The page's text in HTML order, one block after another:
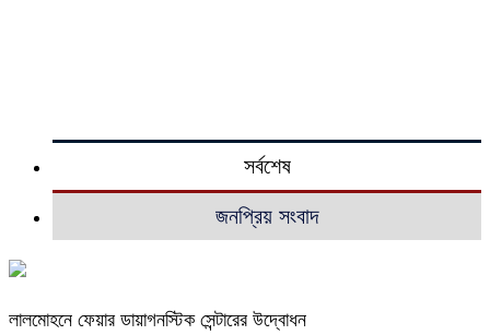
সর্বশেষ
জনপ্রিয় সংবাদ
লালমোহনে ফেয়ার ডায়াগনস্টিক সেন্টারের উদ্বোধন